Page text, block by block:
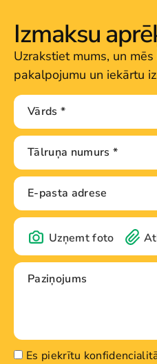
Izmaksu
Uzrakstiet mums, un
pakalpojumu un iekārtu
Uzņemt foto
Es piekrītu